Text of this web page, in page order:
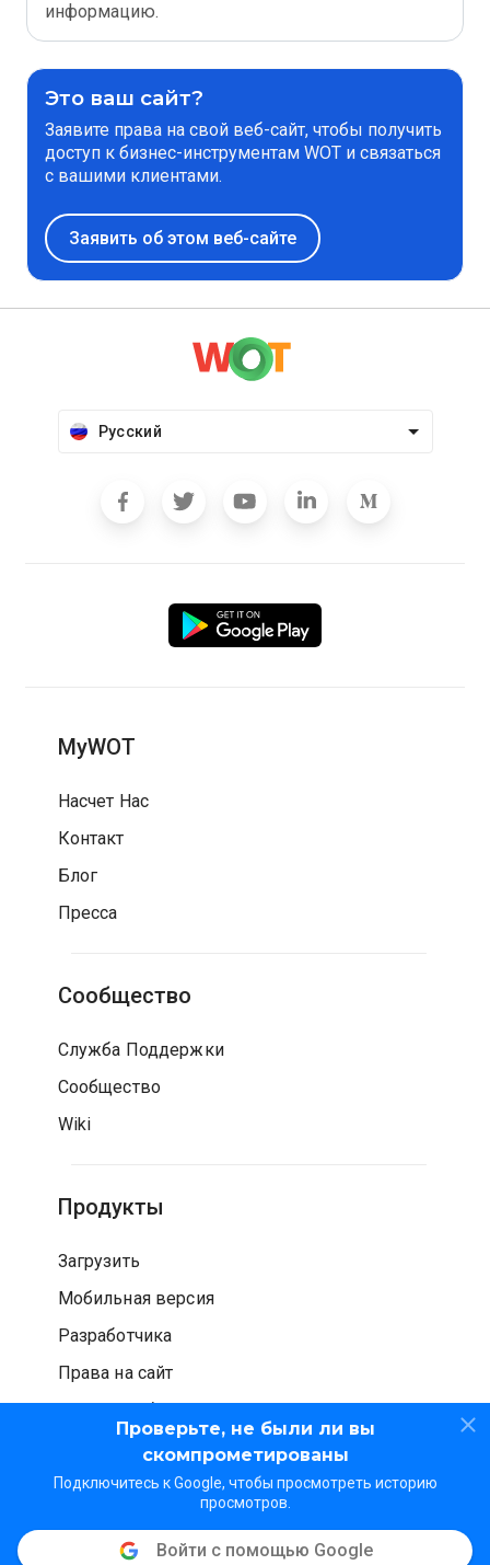
Проверьте, не были ли вы
скомпрометированы
Подключитесь к Google, чтобы просмотреть историю
просмотров.
Войти с помощью Google
информацию.
Это ваш сайт?
Заявите права на свой веб-сайт, чтобы получить
доступ к бизнес-инструментам WOT и связаться
с вашими клиентами.
Заявить об этом веб-сайте
Русский
MyWOT
Насчет Нас
Контакт
Блог
Пресса
Сообщество
Служба Поддержки
Сообщество
Wiki
Продукты
Загрузить
Мобильная версия
Разработчика
Права на сайт
Проверка безопасности
© WOT Services LP. Все права защищены